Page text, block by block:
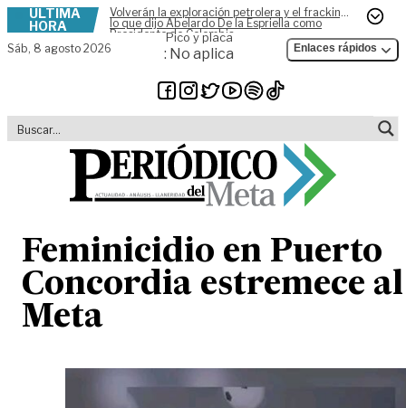
Skip to content
ÚLTIMA
HORA
Volverán la exploración petrolera y el fracking,
lo que dijo Abelardo De la Espriella como
Presidente de Colombia
Sáb, 8 agosto 2026
Pico y placa
: No aplica Enlaces rápidos
Feminicidio en Puerto
Concordia estremece al
Meta